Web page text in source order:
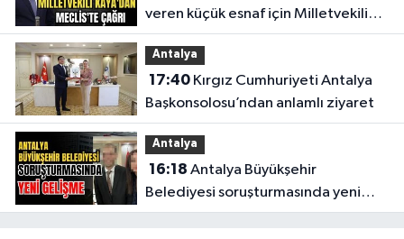
veren küçük esnaf için Milletvekili
Kaya'dan Meclis'te çağrı
Antalya
17:40Kırgız Cumhuriyeti Antalya
Başkonsolosu’ndan anlamlı ziyaret
Antalya
16:18
Belediyesi soruşturmasında yeni
gelişme